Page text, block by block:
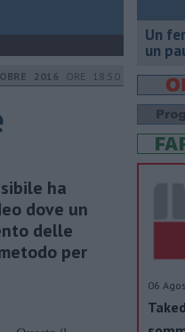
2016 ORE 18:50
ha
dove un
delle
per
Un
un
06